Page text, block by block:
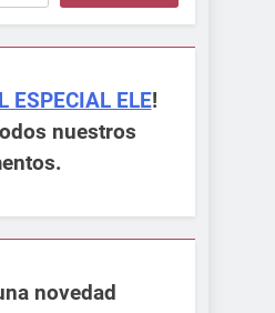
ESPECIAL ELE!
nuestros
novedad